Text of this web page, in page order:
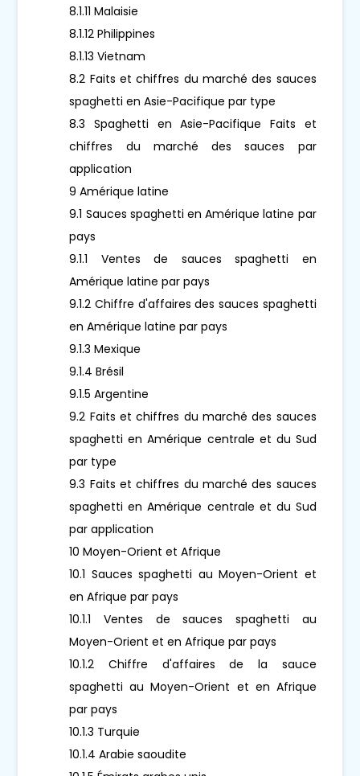
8.1.11 Malaisie
8.1.12 Philippines
8.1.13 Vietnam
8.2 Faits et chiffres du marché des sauces
spaghetti en Asie-Pacifique par type
8.3 Spaghetti en Asie-Pacifique Faits et
chiffres du marché des sauces par
application
9 Amérique latine
9.1 Sauces spaghetti en Amérique latine par
pays
9.1.1 Ventes de sauces spaghetti en
Amérique latine par pays
9.1.2 Chiffre d'affaires des sauces spaghetti
en Amérique latine par pays
9.1.3 Mexique
9.1.4 Brésil
9.1.5 Argentine
9.2 Faits et chiffres du marché des sauces
spaghetti en Amérique centrale et du Sud
par type
9.3 Faits et chiffres du marché des sauces
spaghetti en Amérique centrale et du Sud
par application
10 Moyen-Orient et Afrique
10.1 Sauces spaghetti au Moyen-Orient et
en Afrique par pays
10.1.1 Ventes de sauces spaghetti au
Moyen-Orient et en Afrique par pays
10.1.2 Chiffre d'affaires de la sauce
spaghetti au Moyen-Orient et en Afrique
par pays
10.1.3 Turquie
10.1.4 Arabie saoudite